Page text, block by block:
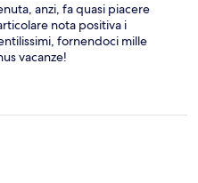
anzi, fa quasi piacere
nota positiva i
fornendoci mille
vacanze!